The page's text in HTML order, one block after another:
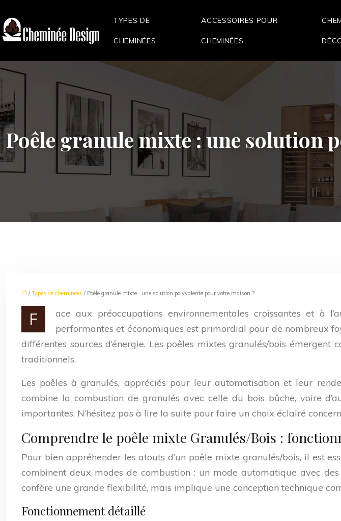
TYPES DE
CHEMINÉES
ACCESSOIRES POUR
CHEMINÉES
Poêle granule mixte : une solution
/Types de cheminées / Poêle granule mixte : une solution polyvalente pour votre maison ?
F
ace aux préoccupations environnementales croissantes et à
performantes et économiques est primordial pour de nombreux
différentes sources d’énergie. Les poêles mixtes granulés/bois
traditionnels.
Les poêles à granulés, appréciés pour leur automatisation et leur
combine la combustion de granulés avec celle du bois bûche, voire
importantes. N’hésitez pas à lire la suite pour faire un choix éclairé
Comprendre le poêle mixte Granulés/Bois :
Pour bien appréhender les atouts d’un poêle mixte granulés/bois, il est
combinent deux modes de combustion : un mode automatique avec
confère une grande flexibilité, mais implique une conception technique
Fonctionnement détaillé